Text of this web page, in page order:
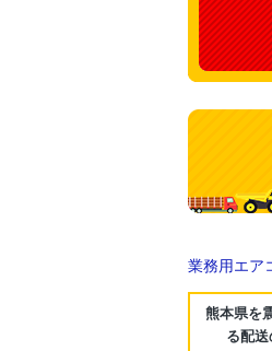
業務用エア
熊本県を
る配